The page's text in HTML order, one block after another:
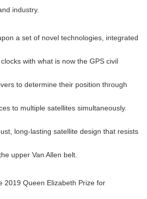
industry.
a set of novel technologies, integrated
with what is now the GPS civil
to determine their position through
to multiple satellites simultaneously.
long-lasting satellite design that resists
upper Van Allen belt.
2019 Queen Elizabeth Prize for